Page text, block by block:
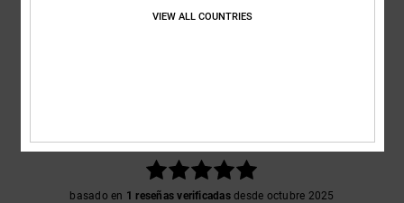
Reseñas de los clientes
5.0/5
basado en 1 reseñas verificadasdesde octubre 2025
VIEW ALL COUNTRIES